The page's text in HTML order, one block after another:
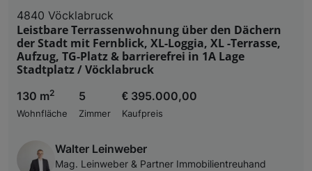
4840 Vöcklabruck
Leistbare Terrassenwohnung über den Dächern
der Stadt mit Fernblick, XL-Loggia, XL -Terrasse,
Aufzug, TG-Platz & barrierefrei in 1A Lage
Stadtplatz / Vöcklabruck
130 m2
Wohnfläche
5
Zimmer
€ 395.000,00
Kaufpreis
Walter Leinweber
Mag. Leinweber & Partner Immobilientreuhand